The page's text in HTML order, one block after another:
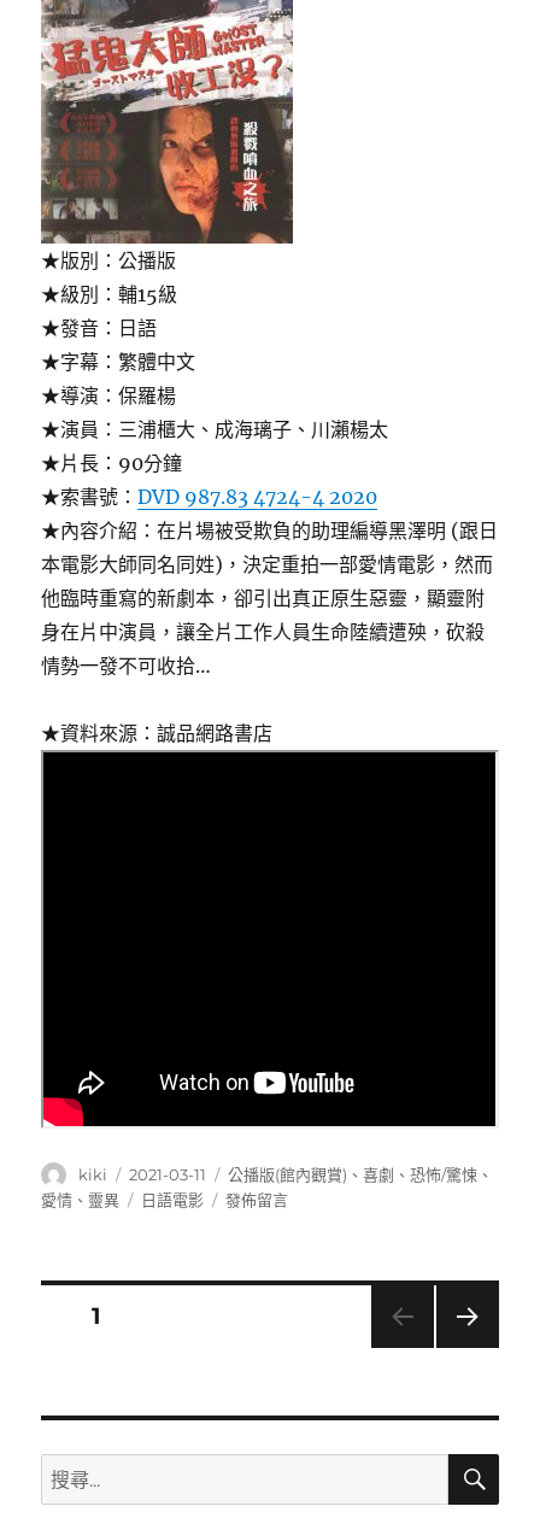
★版別：公播版
★級別：輔15級
★發音：日語
★字幕：繁體中文
★導演：保羅楊
★演員：三浦櫃大、成海璃子、川瀨楊太
★片長：90分鐘
★索書號：DVD 987.83 4724-4 2020
★內容介紹：在片場被受欺負的助理編導黑澤明 (跟日
本電影大師同名同姓)，決定重拍一部愛情電影，然而
他臨時重寫的新劇本，卻引出真正原生惡靈，顯靈附
身在片中演員，讓全片工作人員生命陸續遭殃，砍殺
情勢一發不可收拾…
★資料來源：誠品網路書店
作
者
kiki
發
佈
2021-03-11
分
類
公播版(館內觀賞) 、喜劇 、恐怖/驚悚 、
愛情 、 靈異
標
日語電影
在
Master)〉
發佈留言
導
覽
頁次1
搜
尋
搜